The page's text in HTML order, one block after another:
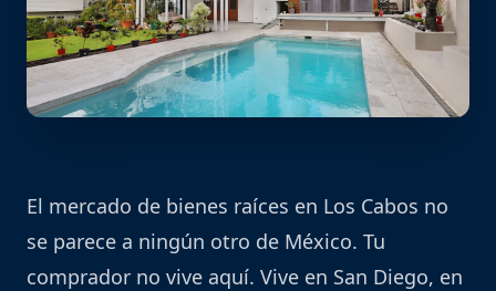
El mercado de bienes raíces en Los Cabos no
se parece a ningún otro de México. Tu
comprador no vive aquí. Vive en San Diego, en